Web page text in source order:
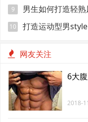
9 男生如何打造轻
10 打造运动型男
网友关注
6大
2018-